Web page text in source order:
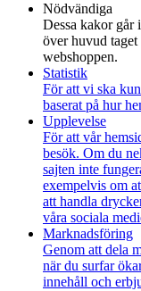
Nödvändiga
Dessa kakor går
över huvud taget
webshoppen.
Statistik
För att vi ska
baserat på hur
Upplevelse
För att vår
besök. Om du
sajten inte
exempelvis om
att handla
våra sociala
Marknadsföring
Genom att dela
när du surfar
innehåll och